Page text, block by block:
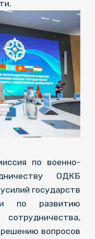
по военно-
ОДКБ
государств
по развитию
вопросов